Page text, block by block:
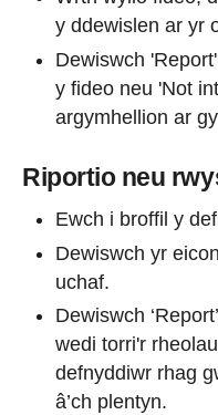
y ddewislen ar yr
Dewiswch
y fideo neu 'Not
argymhellion ar
Riportio neu
Ewch i broffil y
Dewiswch yr
uchaf.
Dewiswch
wedi torri'r
defnyddiwr rhag
â’ch plentyn.